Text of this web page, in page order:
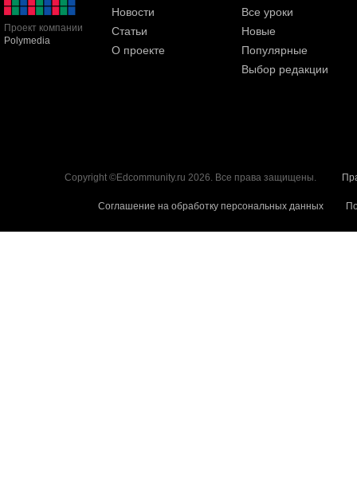
Проект компании
Polymedia
Новости
Статьи
О проекте
Все уроки
Новые
Популярные
Выбор редакции
Copyright ©Edcommunity.ru 2026. Все права защищены.
Соглашение на обработку персональных данных